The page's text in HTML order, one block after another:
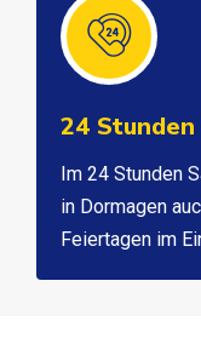
24
Im 24 Stunden
in Dormagen
Feiertagen im